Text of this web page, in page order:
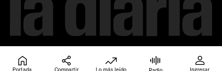
Portada Compartir Lo más leído Ingresar